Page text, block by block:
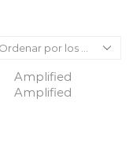
Amplified
Amplified